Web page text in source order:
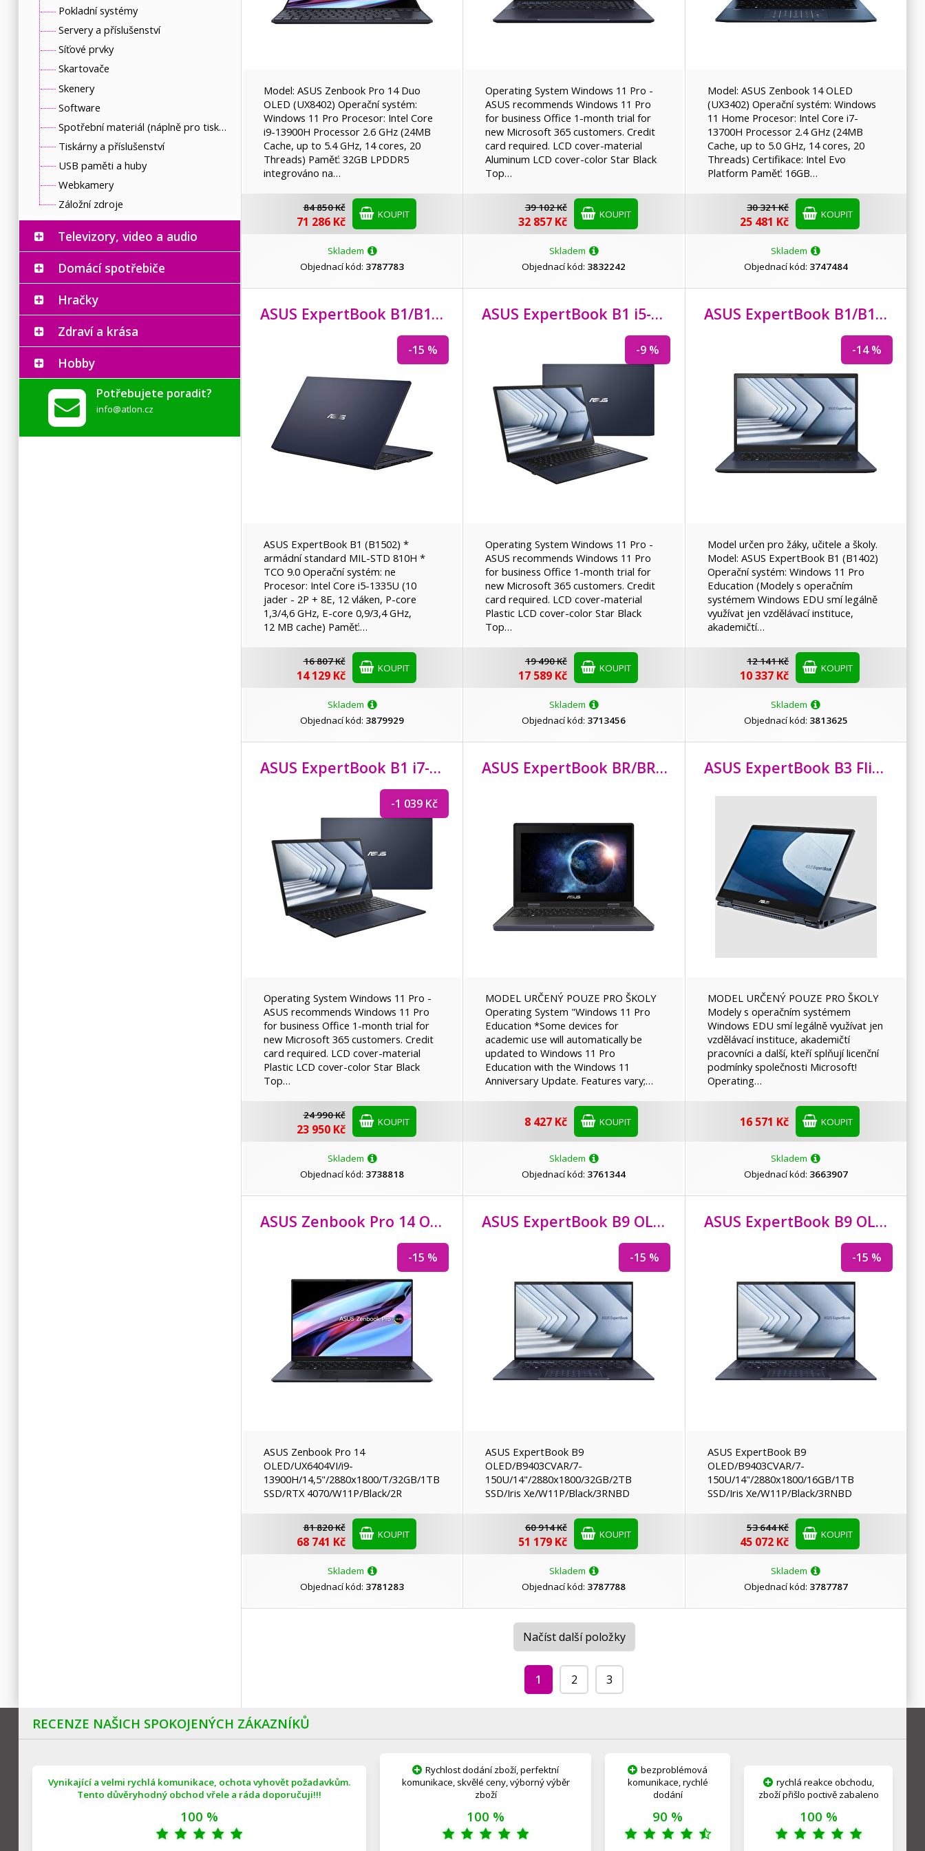
Pokladní systémy
Servery a příslušenství
Síťové prvky
Skartovače
Skenery
Software
Spotřební materiál (náplně pro tiskárny a další)
Tiskárny a příslušenství
USB paměti a huby
Webkamery
Záložní zdroje
Televizory, video a audio
Domácí spotřebiče
Hračky
Zdraví a krása
Hobby
Potřebujete poradit?
info@atlon.cz
Model: ASUS Zenbook Pro 14 Duo
OLED (UX8402) Operační systém:
Windows 11 Pro Procesor: Intel Core
i9-13900H Processor 2.6 GHz (24MB
Cache, up to 5.4 GHz, 14 cores, 20
Threads) Paměť: 32GB LPDDR5
integrováno na…
84 850 Kč
71 286 Kč KOUPIT
Skladem
Objednací kód: 3787783
Operating System Windows 11 Pro -
ASUS recommends Windows 11 Pro
for business Office 1-month trial for
new Microsoft 365 customers. Credit
card required. LCD cover-material
Aluminum LCD cover-color Star Black
Top…
39 102 Kč
32 857 Kč KOUPIT
Skladem
Objednací kód: 3832242
Model: ASUS Zenbook 14 OLED
(UX3402) Operační systém: Windows
11 Home Procesor: Intel Core i7-
13700H Processor 2.4 GHz (24MB
Cache, up to 5.0 GHz, 14 cores, 20
Threads) Certifikace: Intel Evo
Platform Paměť: 16GB…
30 321 Kč
25 481 Kč KOUPIT
Skladem
Objednací kód: 3747484
ASUS ExpertBook B1/B1502CVA/ i5-1335U/15,6"/FHD/ 8GB/ 512GB SSD/UHD/bez OS/Black/2R
-15 %
ASUS ExpertBook B1 (B1502) *
armádní standard MIL-STD 810H *
TCO 9.0 Operační systém: ne
Procesor: Intel Core i5-1335U (10
jader - 2P + 8E, 12 vláken, P-core
1,3/4,6 GHz, E-core 0,9/3,4 GHz,
12 MB cache) Paměť:…
16 807 Kč
14 129 Kč KOUPIT
Skladem
Objednací kód: 3879929
ASUS ExpertBook B1 i5-1335U/ 16GB/ 512GB SSD/15,6" FHD/
-9 %
Operating System Windows 11 Pro -
ASUS recommends Windows 11 Pro
for business Office 1-month trial for
new Microsoft 365 customers. Credit
card required. LCD cover-material
Plastic LCD cover-color Star Black
Top…
19 490 Kč
17 589 Kč KOUPIT
Skladem
Objednací kód: 3713456
ASUS ExpertBook B1/B1402CGA/
-14 %
Model určen pro žáky, učitele a školy.
Model: ASUS ExpertBook B1 (B1402)
Operační systém: Windows 11 Pro
Education (Modely s operačním
systémem Windows EDU smí legálně
využívat jen vzdělávací instituce,
akademičtí…
12 141 Kč
10 337 Kč KOUPIT
Skladem
Objednací kód: 3813625
ASUS ExpertBook B1 i7-1355U/ 32GB/ 1TB SSD/15,6" FHD/IPS/ 2yr Pick up & Return/W11P/
-1 039 Kč
Operating System Windows 11 Pro -
ASUS recommends Windows 11 Pro
for business Office 1-month trial for
new Microsoft 365 customers. Credit
card required. LCD cover-material
Plastic LCD cover-color Star Black
Top…
24 990 Kč
23 950 Kč KOUPIT
Skladem
Objednací kód: 3738818
ASUS ExpertBook BR/BR1102FGA/ N100/11,6"/1366x768/T/
MODEL URČENÝ POUZE PRO ŠKOLY
Operating System "Windows 11 Pro
Education *Some devices for
academic use will automatically be
updated to Windows 11 Pro
Education with the Windows 11
Anniversary Update. Features vary;…
8 427 Kč KOUPIT
Skladem
Objednací kód: 3761344
ASUS ExpertBook B3 Flip i5-1235U/
MODEL URČENÝ POUZE PRO ŠKOLY
Modely s operačním systémem
Windows EDU smí legálně využívat jen
vzdělávací instituce, akademičtí
pracovníci a další, kteří splňují licenční
podmínky společnosti Microsoft!
Operating…
16 571 Kč KOUPIT
Skladem
Objednací kód: 3663907
ASUS Zenbook Pro 14 OLED/ UX6404VI/i9-13900H/ 14,5"/2880x1800/T/ 32GB/1TB SSD/RTX
-15 %
ASUS Zenbook Pro 14
OLED/UX6404VI/i9-
13900H/14,5"/2880x1800/T/32GB/1TB
SSD/RTX 4070/W11P/Black/2R
81 820 Kč
68 741 Kč KOUPIT
Skladem
Objednací kód: 3781283
ASUS ExpertBook B9 OLED/ B9403CVAR/7-150U/14"/
-15 %
ASUS ExpertBook B9
OLED/B9403CVAR/7-
150U/14"/2880x1800/32GB/2TB
SSD/Iris Xe/W11P/Black/3RNBD
60 914 Kč
51 179 Kč KOUPIT
Skladem
Objednací kód: 3787788
ASUS ExpertBook B9 OLED/
-15 %
ASUS ExpertBook B9
OLED/B9403CVAR/7-
150U/14"/2880x1800/16GB/1TB
SSD/Iris Xe/W11P/Black/3RNBD
53 644 Kč
45 072 Kč KOUPIT
Skladem
Objednací kód: 3787787
Načíst další položky
1 2 3
RECENZE NAŠICH SPOKOJENÝCH ZÁKAZNÍKŮ
Vynikající a velmi rychlá komunikace, ochota vyhovět požadavkům.
Tento důvěryhodný obchod vřele a ráda doporučuji!!!
100 %
Rychlost dodání zboží, perfektní
komunikace, skvělé ceny, výborný výběr
zboží
100 %
bezproblémová
komunikace, rychlé
dodání
90 %
rychlá reakce obchodu,
zboží přišlo poctivě zabaleno
100 %